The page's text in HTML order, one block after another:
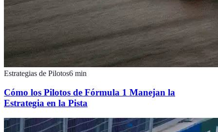
Estrategias de Pilotos6 min
Cómo los Pilotos de Fórmula 1 Manejan la
Estrategia en la Pista